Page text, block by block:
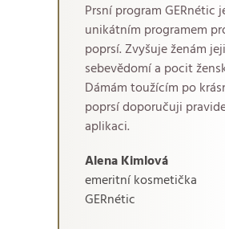
Prsní program GERnétic
unikátním programem
poprsí. Zvyšuje ženám
sebevědomí a pocit
Dámám toužícím po
poprsí doporučuji
aplikaci.
Alena Kimlová
emeritní kosmetička
GERnétic